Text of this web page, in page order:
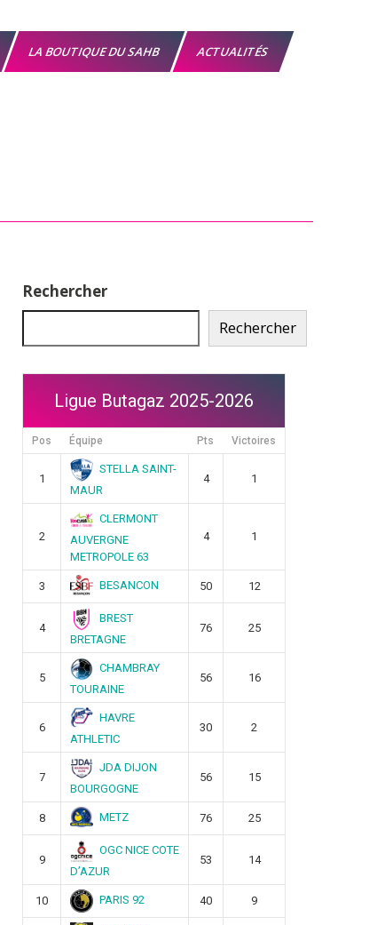
LA BOUTIQUE DU SAHB ACTUALITÉS
Rechercher
Rechercher
Ligue Butagaz 2025-2026
Pos Équipe Pts Victoires
1
STELLA SAINT-
MAUR
4 1
2
CLERMONT
AUVERGNE
METROPOLE 63
4 1
3 BESANCON 50 12
4
BREST
BRETAGNE
76 25
5
CHAMBRAY
TOURAINE
56 16
6
HAVRE
ATHLETIC
30 2
7
JDA DIJON
BOURGOGNE
56 15
8 METZ 76 25
9
OGC NICE COTE
D’AZUR
53 14
10 PARIS 92 40 9